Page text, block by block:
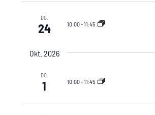
DO.
24 10:00-11:45
Okt. 2026
DO.
1 10:00-11:45